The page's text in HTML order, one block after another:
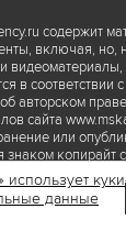
содержит
включая, но,
в соответствии
авторском
сайта
или
копирайт
Медиа», а
первоисточник
не
данные